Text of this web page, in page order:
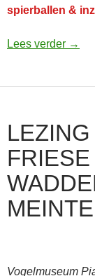
spierballen &
Lees verder 13
→
FRIESE
Vogelmuseum